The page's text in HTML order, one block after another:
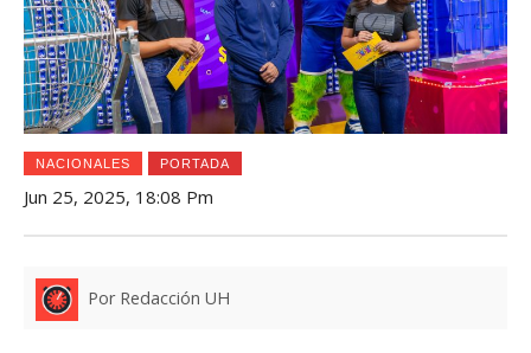
NACIONALES PORTADA
Jun 25, 2025, 18:08 Pm
Por Redacción UH